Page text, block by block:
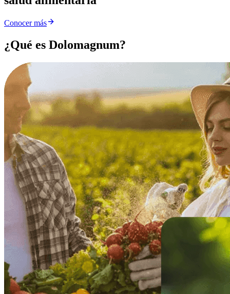
Conocer más
¿Qué es Dolomagnum?